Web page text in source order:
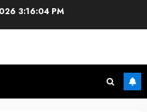
3:16:05 PM